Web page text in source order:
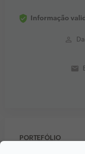
Informação
perm_identity
email
PORTEFÓLIO